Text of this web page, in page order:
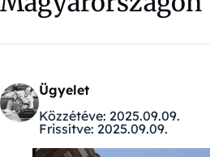
Ügyelet
Közzétéve: 2025.09.09.
Frissítve: 2025.09.09.